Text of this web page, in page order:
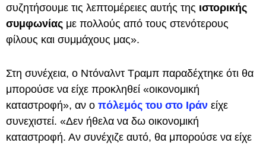
συζητήσουμε τις λεπτομέρειες αυτής της ιστορικής
συμφωνίας με πολλούς από τους στενότερους
φίλους και συμμάχους μας».
Στη συνέχεια, ο Ντόναλντ Τραμπ παραδέχτηκε ότι θα
μπορούσε να είχε προκληθεί «οικονομική
καταστροφή», αν ο πόλεμός του στο Ιράν είχε
συνεχιστεί. «Δεν ήθελα να δω οικονομική
καταστροφή. Αν συνέχιζε αυτό, θα μπορούσε να είχε